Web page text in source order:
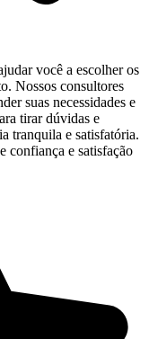
você a escolher os
Nossos consultores
suas necessidades e
tirar dúvidas e
tranquila e satisfatória.
confiança e satisfação